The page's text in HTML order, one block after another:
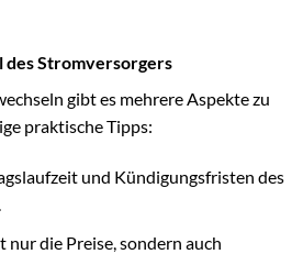
des Stromversorgers
gibt es mehrere Aspekte zu
praktische Tipps:
und Kündigungsfristen des
nur die Preise, sondern auch